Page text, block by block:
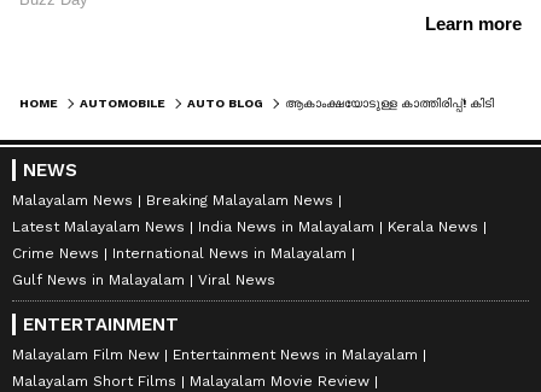
HOME AUTOMOBILE AUTO BLOG
NEWS
Malayalam News
Breaking Malayalam News
Latest Malayalam News
India News in Malayalam
Kerala News
Crime News
International News in Malayalam
Gulf News in Malayalam
Viral News
ENTERTAINMENT
Malayalam Film New
Entertainment News in Malayalam
Malayalam Short Films
Malayalam Movie Review